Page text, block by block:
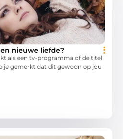
nieuwe liefde?
als een tv-programma of de titel
je gemerkt dat dit gewoon op jou